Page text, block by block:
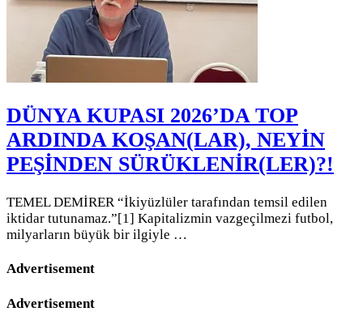
DÜNYA KUPASI 2026’DA TOP
ARDINDA KOŞAN(LAR), NEYİN
PEŞİNDEN SÜRÜKLENİR(LER)?!
TEMEL DEMİRER “İkiyüzlüler tarafından temsil edilen
iktidar tutunamaz.”[1] Kapitalizmin vazgeçilmezi futbol,
milyarların büyük bir ilgiyle …
Advertisement
Advertisement